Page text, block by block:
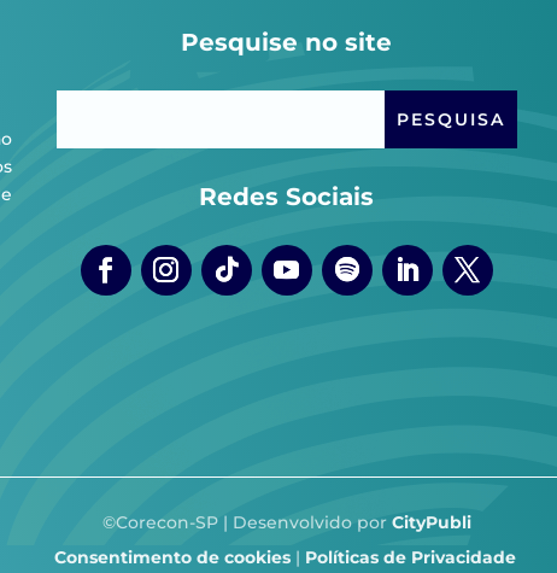
Pesquise no site
Redes Sociais
©Corecon-SP | Desenvolvido por CityPubli
Consentimento de cookies| Políticas de Privacidade